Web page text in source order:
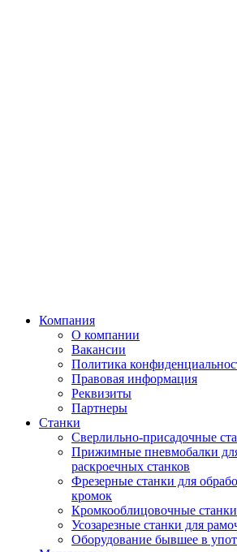
Компания
О компании
Вакансии
Политика
Правовая информация
Реквизиты
Партнеры
Станки
Сверлильно-присадочные
Прижимные пневмобалки
раскроечных станков
Фрезерные станки для
кромок
Кромкооблицовочные станки
Усозарезные станки для
Оборудование бывшее в